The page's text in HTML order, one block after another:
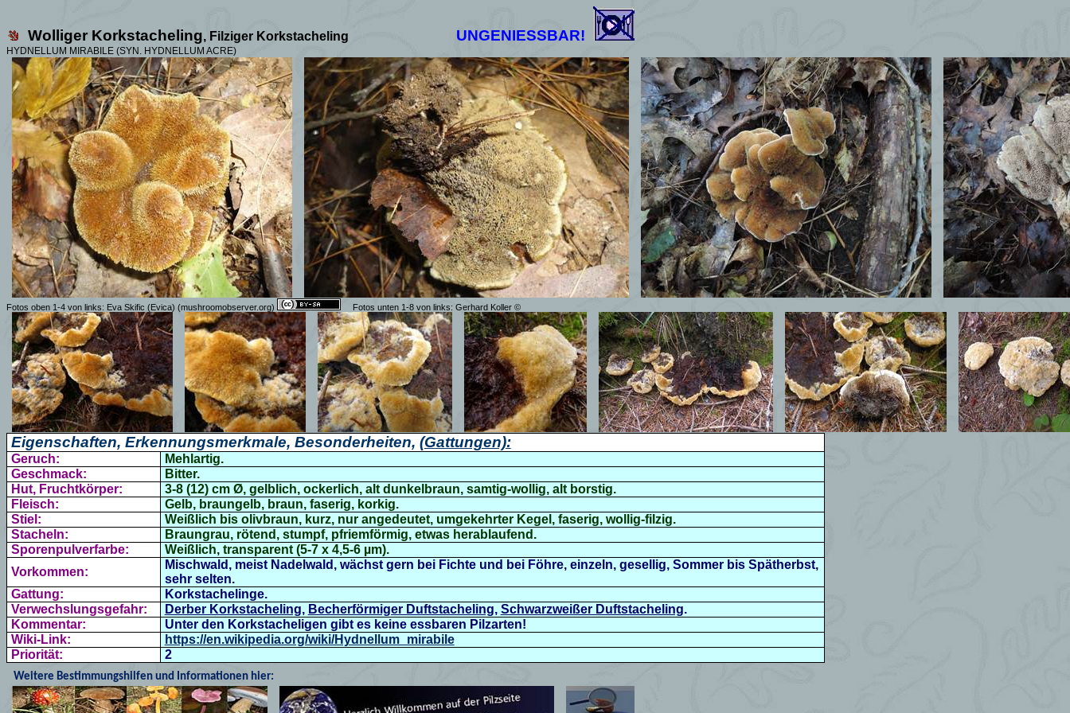
WolligerKorkstacheling, Filziger Korkstacheling UNGENIESSBAR!
HYDNELLUM MIRABILE (SYN. HYDNELLUM ACRE)
Fotos oben 1-4 von links: Eva Skific (Evica) (mushroomobserver.org) Fotos unten 1-8 von links: Gerhard Koller ©
Eigenschaften, Erkennungsmerkmale, Besonderheiten, (Gattungen):
Geruch:
Mehlartig.
Geschmack:
Bitter.
Hut, Fruchtkörper:
3-8 (12) cm Ø, gelblich, ockerlich, alt dunkelbraun, samtig-wollig, alt borstig.
Fleisch:
Gelb, braungelb, braun, faserig, korkig.
Stiel:
Weißlich bis olivbraun, kurz, nur angedeutet, umgekehrter Kegel, faserig, wollig-filzig.
Stacheln:
Braungrau, rötend, stumpf, pfriemförmig, etwas herablaufend.
Sporenpulverfarbe:
Weißlich, transparent (5-7 x 4,5-6 µm).
Vorkommen:
Mischwald, meist Nadelwald, wächst gern bei Fichte und bei Föhre, einzeln, gesellig, Sommer bis Spätherbst,
sehr selten.
Gattung:
Korkstachelinge.
Verwechslungsgefahr:
Derber Korkstacheling, Becherförmiger Duftstacheling, Schwarzweißer Duftstacheling.
Kommentar:
Unter den Korkstacheligen gibt es keine essbaren Pilzarten!
Wiki-Link:
https://en.wikipedia.org/wiki/Hydnellum_mirabile
Priorität:
2
Weitere Bestimmungshilfen und Informationen hier: